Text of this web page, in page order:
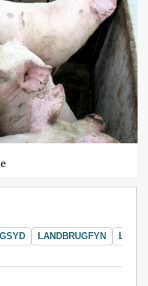
LANDBRUGFYN